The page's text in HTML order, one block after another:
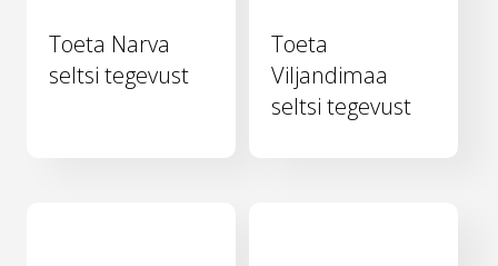
Toeta Narva
seltsi tegevust
Toeta
Viljandimaa
seltsi tegevust